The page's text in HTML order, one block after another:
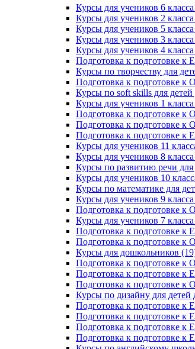
Курсы для учеников 6
Курсы для учеников 2
Курсы для учеников 5
Курсы для учеников 3
Курсы для учеников 4
Подготовка к подготовке к
Курсы по творчеству для
Подготовка к подготовке к
Курсы по soft skills для детей
Курсы для учеников 1
Подготовка к подготовке к
Подготовка к подготовке к
Подготовка к подготовке к
Курсы для учеников 11
Курсы для учеников 8
Курсы по развитию речи для
Курсы для учеников 10
Курсы по математике для
Курсы для учеников 9
Подготовка к подготовке
Курсы для учеников 7
Подготовка к подготовке к
Подготовка к подготовке к
Курсы для дошкольников
Подготовка к подготовке к
Подготовка к подготовке к
Подготовка к подготовке к
Курсы по дизайну для детей
Подготовка к подготовке к
Подготовка к подготовке к
Подготовка к подготовке к
Подготовка к подготовке к